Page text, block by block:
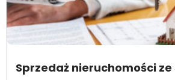
Sprzedaż nieruchomości